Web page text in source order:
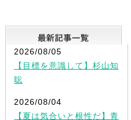
2026/08/05
【目標を意識して】杉山知
聡
2026/08/04
【夏は気合いと根性だ】青